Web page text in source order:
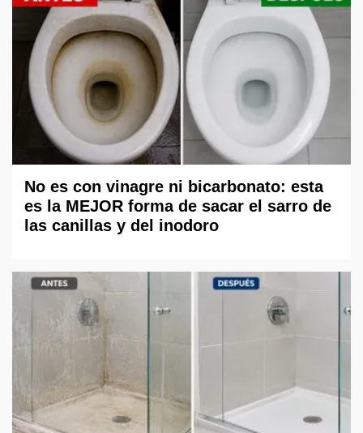
No es con vinagre ni bicarbonato: esta
es la MEJOR forma de sacar el sarro de
las canillas y del inodoro